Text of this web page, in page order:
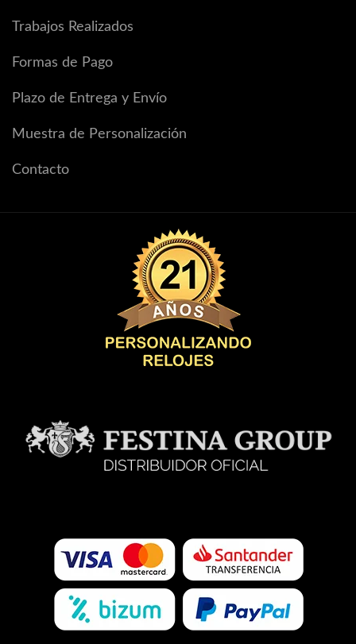
Trabajos Realizados
Formas de Pago
Plazo de Entrega y Envío
Muestra de Personalización
Contacto